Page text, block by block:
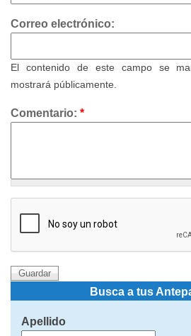
Correo electrónico:
El contenido de este campo se
mostrará públicamente.
Comentario: *
Busca a tus
Apellido